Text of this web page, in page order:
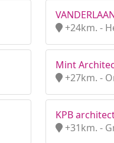
+24km. -
Mint
+27km. -
KPB
+31km. -